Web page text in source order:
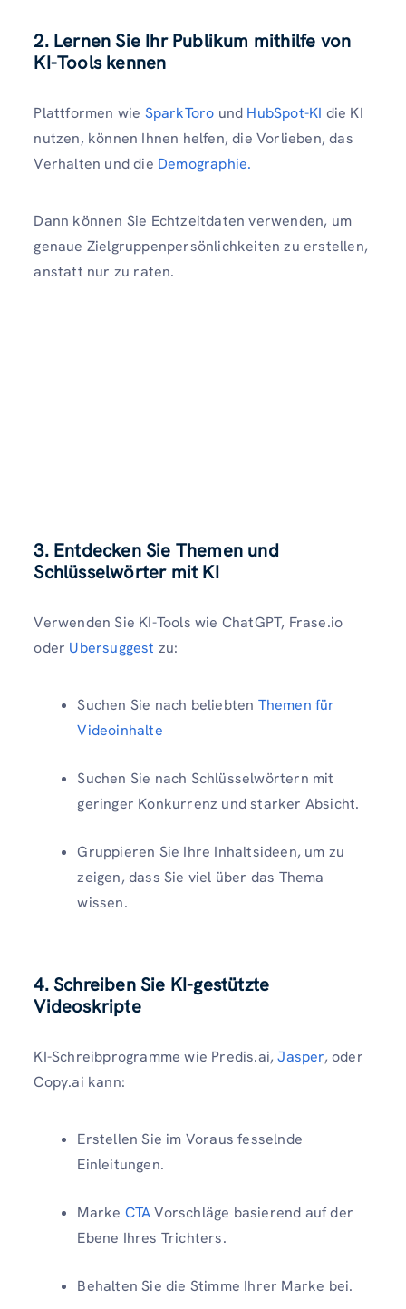
2. Lernen Sie Ihr Publikum mithilfe von
KI-Tools kennen
Plattformen wie SparkToro und HubSpot-KI die KI
nutzen, können Ihnen helfen, die Vorlieben, das
Verhalten und die Demographie.
Dann können Sie Echtzeitdaten verwenden, um
genaue Zielgruppenpersönlichkeiten zu erstellen,
anstatt nur zu raten.
3. Entdecken Sie Themen und
Schlüsselwörter mit KI
Verwenden Sie KI-Tools wie ChatGPT, Frase.io
oder Ubersuggest zu:
Suchen Sie nach beliebten Themen für
Videoinhalte
Suchen Sie nach Schlüsselwörtern mit
geringer Konkurrenz und starker Absicht.
Gruppieren Sie Ihre Inhaltsideen, um zu
zeigen, dass Sie viel über das Thema
wissen.
4. Schreiben Sie KI-gestützte
Videoskripte
KI-Schreibprogramme wie Predis.ai,Jasper, oder
Copy.ai kann:
Erstellen Sie im Voraus fesselnde
Einleitungen.
Marke CTAVorschläge basierend auf der
Ebene Ihres Trichters.
Behalten Sie die Stimme Ihrer Marke bei.